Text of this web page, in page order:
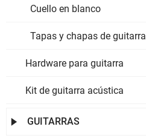
Cuello en blanco
Tapas y chapas de guitarra
Hardware para guitarra
Kit de guitarra acústica
 GUITARRAS